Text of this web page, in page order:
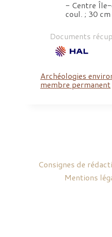
- Centre Île-
coul. ; 30
Documents
Archéologies
membre permanent
Consignes de
Mentions